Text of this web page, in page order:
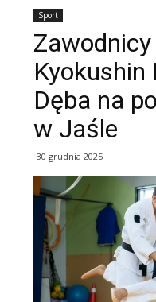
Sport
Dęba na
w Jaśle
30 grudnia 2025